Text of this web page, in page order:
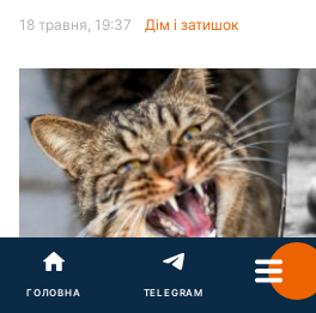
18 травня, 19:37 Дім і затишок
ГОЛОВНА TELEGRAM